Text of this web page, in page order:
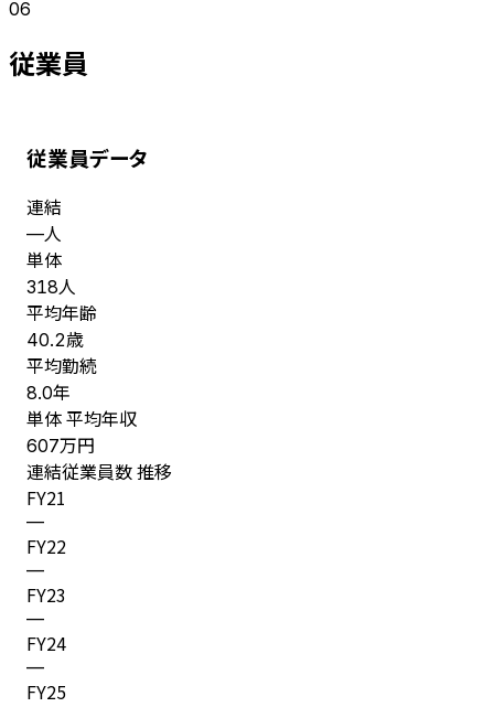
06
従業員
従業員データ
連結
—人
単体
318人
平均年齢
40.2歳
平均勤続
8.0年
単体 平均年収
607万円
連結従業員数 推移
FY21
—
FY22
—
FY23
—
FY24
—
FY25